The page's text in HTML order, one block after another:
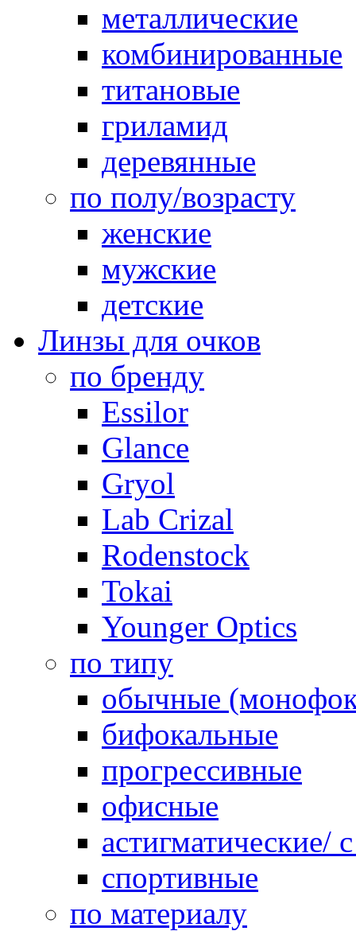
металлические
комбинированные
титановые
гриламид
деревянные
по полу/возрасту
женские
мужские
детские
Линзы для очков
по бренду
Essilor
Glance
Gryol
Lab Crizal
Rodenstock
Tokai
Younger Optics
по типу
обычные
бифокальные
прогрессивные
офисные
астигматические/
спортивные
по материалу